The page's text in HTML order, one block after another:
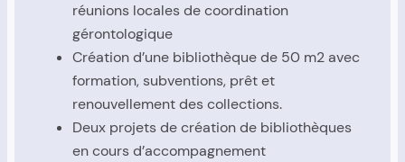
réunions locales de coordination
gérontologique
Création d’une bibliothèque de 50 m2 avec
formation, subventions, prêt et
renouvellement des collections.
Deux projets de création de bibliothèques
en cours d’accompagnement